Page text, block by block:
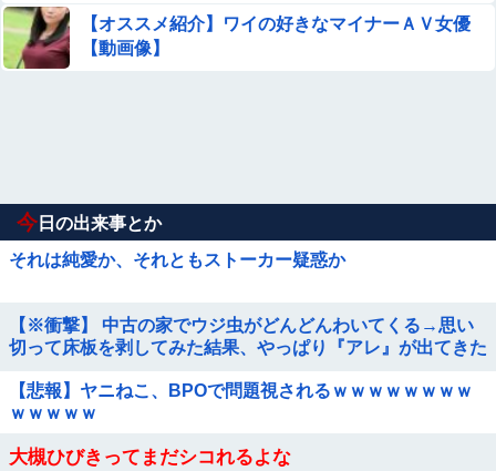
【オススメ紹介】ワイの好きなマイナーＡＶ女優
【動画像】
今 日の出来事とか
それは純愛か、それともストーカー疑惑か
【※衝撃】 中古の家でウジ虫がどんどんわいてくる→思い
切って床板を剥してみた結果、やっぱり『アレ』が出てきた
【悲報】ヤニねこ、BPOで問題視されるｗｗｗｗｗｗｗｗ
ｗｗｗｗｗ
大槻ひびきってまだシコれるよな